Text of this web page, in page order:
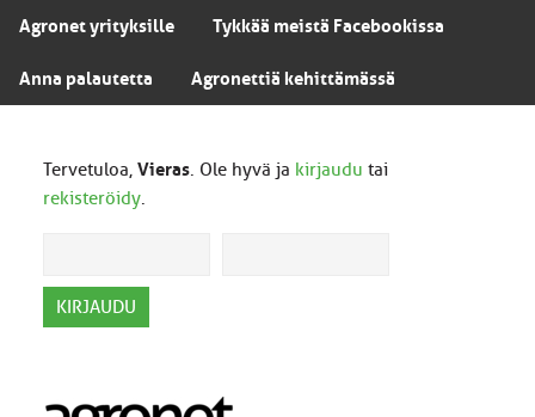
Agronet yrityksille Tykkää meistä Facebookissa
Anna palautetta Agronettiä kehittämässä
Tervetuloa, Vieras. Ole hyvä ja kirjaudu tai
rekisteröidy.